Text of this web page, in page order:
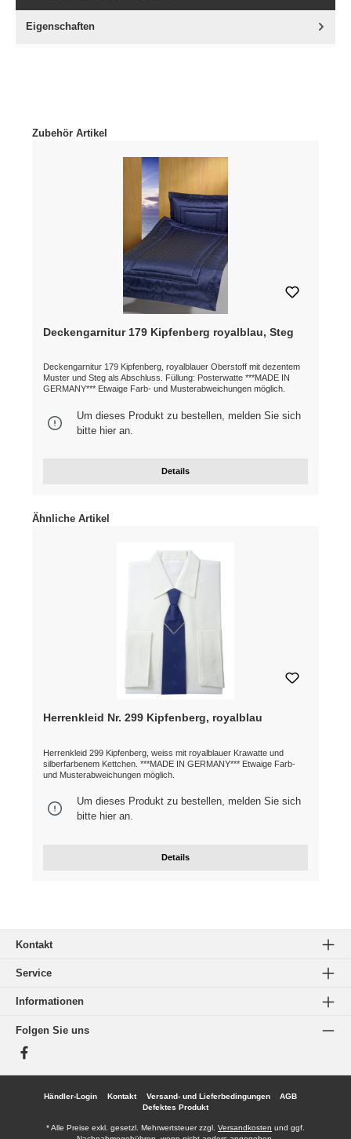
Eigenschaften
Produktgalerie überspringen
Zubehör Artikel
Deckengarnitur 179 Kipfenberg royalblau, Steg
Deckengarnitur 179 Kipfenberg, royalblauer Oberstoff mit dezentem
Muster und Steg als Abschluss. Füllung: Posterwatte ***MADE IN
GERMANY*** Etwaige Farb- und Musterabweichungen möglich.
Um dieses Produkt zu bestellen, melden Sie sich
bitte hieran.
Details
Produktgalerie überspringen
Ähnliche Artikel
Herrenkleid Nr. 299 Kipfenberg, royalblau
Herrenkleid 299 Kipfenberg, weiss mit royalblauer Krawatte und
silberfarbenem Kettchen. ***MADE IN GERMANY*** Etwaige Farb-
und Musterabweichungen möglich.
Um dieses Produkt zu bestellen, melden Sie sich
bitte hieran.
Details
Kontakt
Service
Informationen
Folgen Sie uns
Facebook
Händler-Login Kontakt Versand- und Lieferbedingungen
AGB
Defektes Produkt
* Alle Preise exkl. gesetzl. Mehrwertsteuer zzgl. Versandkosten und ggf.